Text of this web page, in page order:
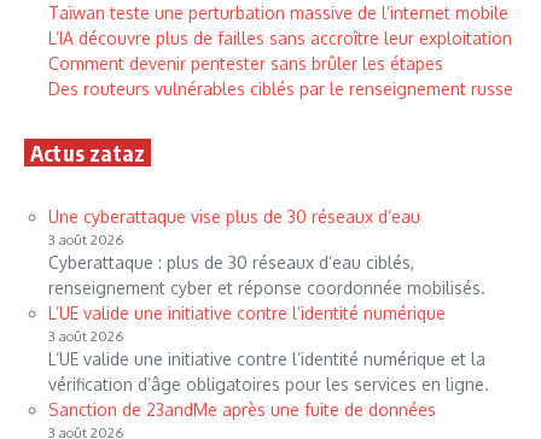
Taïwan teste une perturbation massive de l’internet mobile
L’IA découvre plus de failles sans accroître leur exploitation
Comment devenir pentester sans brûler les étapes
Des routeurs vulnérables ciblés par le renseignement russe
Actus zataz
Une cyberattaque vise plus de 30 réseaux d’eau
3 août 2026
Cyberattaque : plus de 30 réseaux d’eau ciblés,
renseignement cyber et réponse coordonnée mobilisés.
L’UE valide une initiative contre l’identité numérique
3 août 2026
L’UE valide une initiative contre l’identité numérique et la
vérification d’âge obligatoires pour les services en ligne.
Sanction de 23andMe après une fuite de données
3 août 2026